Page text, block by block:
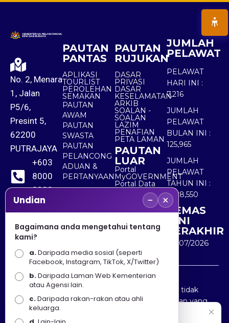
No. 2, Menara
1, Jalan
P5/6,
Presint 5,
62200
PUTRAJAYA
+603
8000
8000
+603
8891
7100
PAUTAN
PANTAS
APLIKASI
TOURLIST
PEROLEHAN
SEMAKAN
PAUTAN
AWAM
PAUTAN
SWASTA
PAUTAN
PELANCONG
ADUAN &
PERTANYAAN
PAUTAN
RUJUKAN
DASAR
PRIVASI
DASAR
KESELAMATAN
ARKIB
SOALAN -
SOALAN
LAZIM
PENAFIAN
PETA LAMAN
PAUTAN
LUAR
Portal
MyGOVERNMENT
Portal Data
Terbuka
Sektor Awam
JUMLAH
PELAWAT
PELAWAT
HARI INI :
7,216
JUMLAH
PELAWAT
BULAN INI :
125,965
JUMLAH
PELAWAT
TAHUN INI :
5,528,550
KEMAS
KINI
TERAKHIR
30/07/2026
Penafian : Kerajaan Malaysia dan Kementerian
Pelancongan Seni dan Budaya (MOTAC) adalah tidak
bertanggungjawab atas kehilangan atau kerugian yang
disebabkan oleh penggunaan mana-mana maklumat
Undian − ×
Bagaimana anda mengetahui tentang
kami?
a.Daripada media sosial (seperti
Facebook, Instagram, TikTok, X/Twitter)
b.Daripada Laman Web Kementerian
atau Agensi lain.
c.Daripada rakan-rakan atau ahli
keluarga.